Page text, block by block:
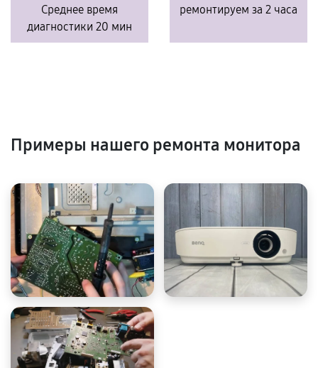
Среднее время
диагностики 20 мин
ремонтируем за 2 часа
Примеры нашего ремонта монитора